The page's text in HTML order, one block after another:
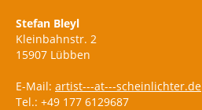
Stefan Bleyl
Kleinbahnstr. 2
15907 Lübben
E-Mail: artist---at---scheinlichter.de
Tel.: +49 177 6129687